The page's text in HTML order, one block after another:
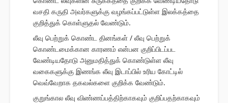
வசதி கருதி அவர்களுக்கு வழங்கப்பட்டுள்ள இலக்கத்தை
குறித்துக் கொள்ளுதல் வேண்டும்.
லீவு பெற்றுக் கொண்ட தினங்கள் / லீவு பெற்றுக்
கொண்டமைக்கான காரணம் என்பன குறிப்பிடப்பட
வேண்டியதோடு அனுமதித்துக் கொண்டுள்ள லீவு
வகைகளுக்கு இணங்க லீவு இடாப்பில் உரிய கோட்டில்
வெவ்வேறாக தகவல்களை குறிக்க வேண்டும்.
குறுங்கால லீவு விண்ணப்பத்திற்காகவும் குறிப்பதற்காகவும்